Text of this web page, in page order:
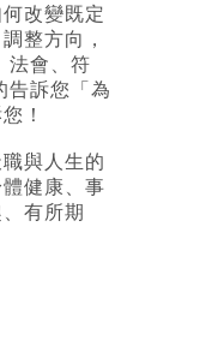
改變既定
整方向，
法會、符
告訴您「為
！
與人生的
健康、事
有所期